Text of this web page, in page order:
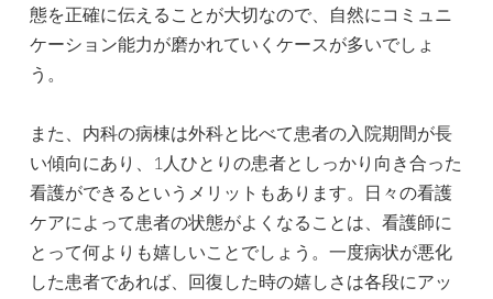
態を正確に伝えることが大切なので、自然にコミュニ
ケーション能力が磨かれていくケースが多いでしょ
う。
また、内科の病棟は外科と比べて患者の入院期間が長
い傾向にあり、1人ひとりの患者としっかり向き合った
看護ができるというメリットもあります。日々の看護
ケアによって患者の状態がよくなることは、看護師に
とって何よりも嬉しいことでしょう。一度病状が悪化
した患者であれば、回復した時の嬉しさは各段にアッ